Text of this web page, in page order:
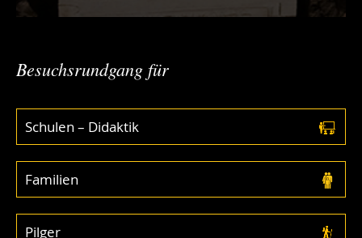
Besuchsrundgang für
Schulen – Didaktik
Familien
Pilger